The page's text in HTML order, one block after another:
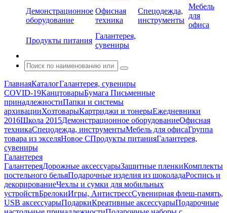
Демонстрационное
оборудование
Офисная
техника
Спецодежда,
инструменты
Мебель
для
офиса
Продукты питания
Галантерея,
сувениры
ГлавнаяКаталогГалантерея, сувениры
COVID-19КанцтоварыБумага Письменные
принадлежностиПапки и системы
архивацииХозтоварыКартриджи и тонерыЕжедневники
2016Школа 2015Демонстрационное оборудованиеОфисная
техникаСпецодежда, инструментыМебель для офисаГруппа
товара из экселяНовое СПродукты питанияГалантерея,
сувениры
Галантерея
ГалантереяДорожные аксессуарыЗащитные пленкиКомплекты
постельного бельяПодарочные изделия из шоколадаРоспись и
декорированиеЧехлы и сумки для мобильных
устройствБрелокиИгры, АнтистрессСувенирная флеш-память,
USB аксессуарыПодаркиКреативные аксессуарыПодарочные